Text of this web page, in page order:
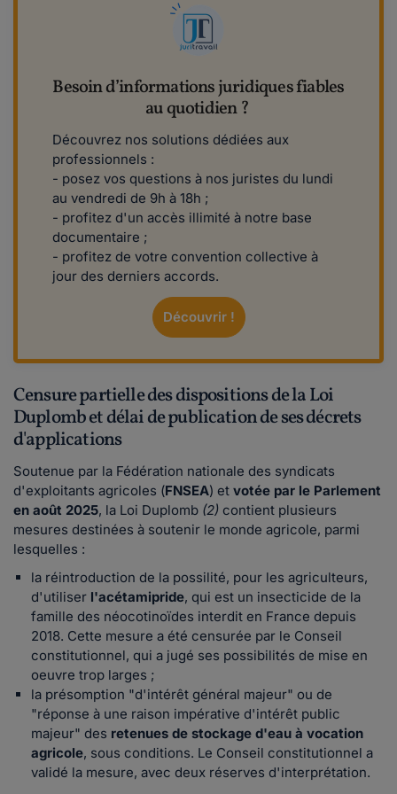
Besoin d’informations juridiques fiables
au quotidien ?
Découvrez nos solutions dédiées aux
professionnels :
- posez vos questions à nos juristes du lundi
au vendredi de 9h à 18h ;
- profitez d'un accès illimité à notre base
documentaire ;
- profitez de votre convention collective à
jour des derniers accords.
Découvrir !
Censure partielle des dispositions de la Loi
Duplomb et délai de publication de ses décrets
d'applications
Soutenue par la Fédération nationale des syndicats
d'exploitants agricoles (FNSEA) et votée par le Parlement
en août 2025, la Loi Duplomb (2) contient plusieurs
mesures destinées à soutenir le monde agricole, parmi
lesquelles :
la réintroduction de la possilité, pour les agriculteurs,
d'utiliser l'acétamipride, qui est un insecticide de la
famille des néocotinoïdes interdit en France depuis
2018. Cette mesure a été censurée par le Conseil
constitutionnel, qui a jugé ses possibilités de mise en
oeuvre trop larges ;
la présomption "d'intérêt général majeur" ou de
"réponse à une raison impérative d'intérêt public
majeur" des retenues de stockage d'eau à vocation
agricole, sous conditions. Le Conseil constitutionnel a
validé la mesure, avec deux réserves d'interprétation.